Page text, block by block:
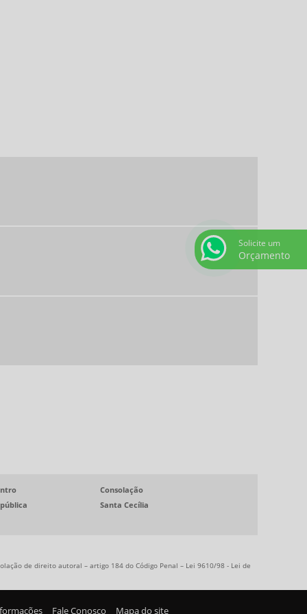
EMPRESAS DE ALIMENTAÇÃO SAUDÁVEL
EMPRESAS PRESTADORAS DE SERVIÇOS DE
ALIMENTAÇÃO SAUDÁVEL PARA EMPRESAS
BUFFET EMPRESA EVENTOS
BUFFET EMPRESARIAL
BUFFET PARA EMPRESA
Consolação
Santa Cecília
de direito autoral – artigo 184 do Código Penal – Lei 9610/98 - Lei de
Fale Conosco Mapa do site
Solicite um
Orçamento